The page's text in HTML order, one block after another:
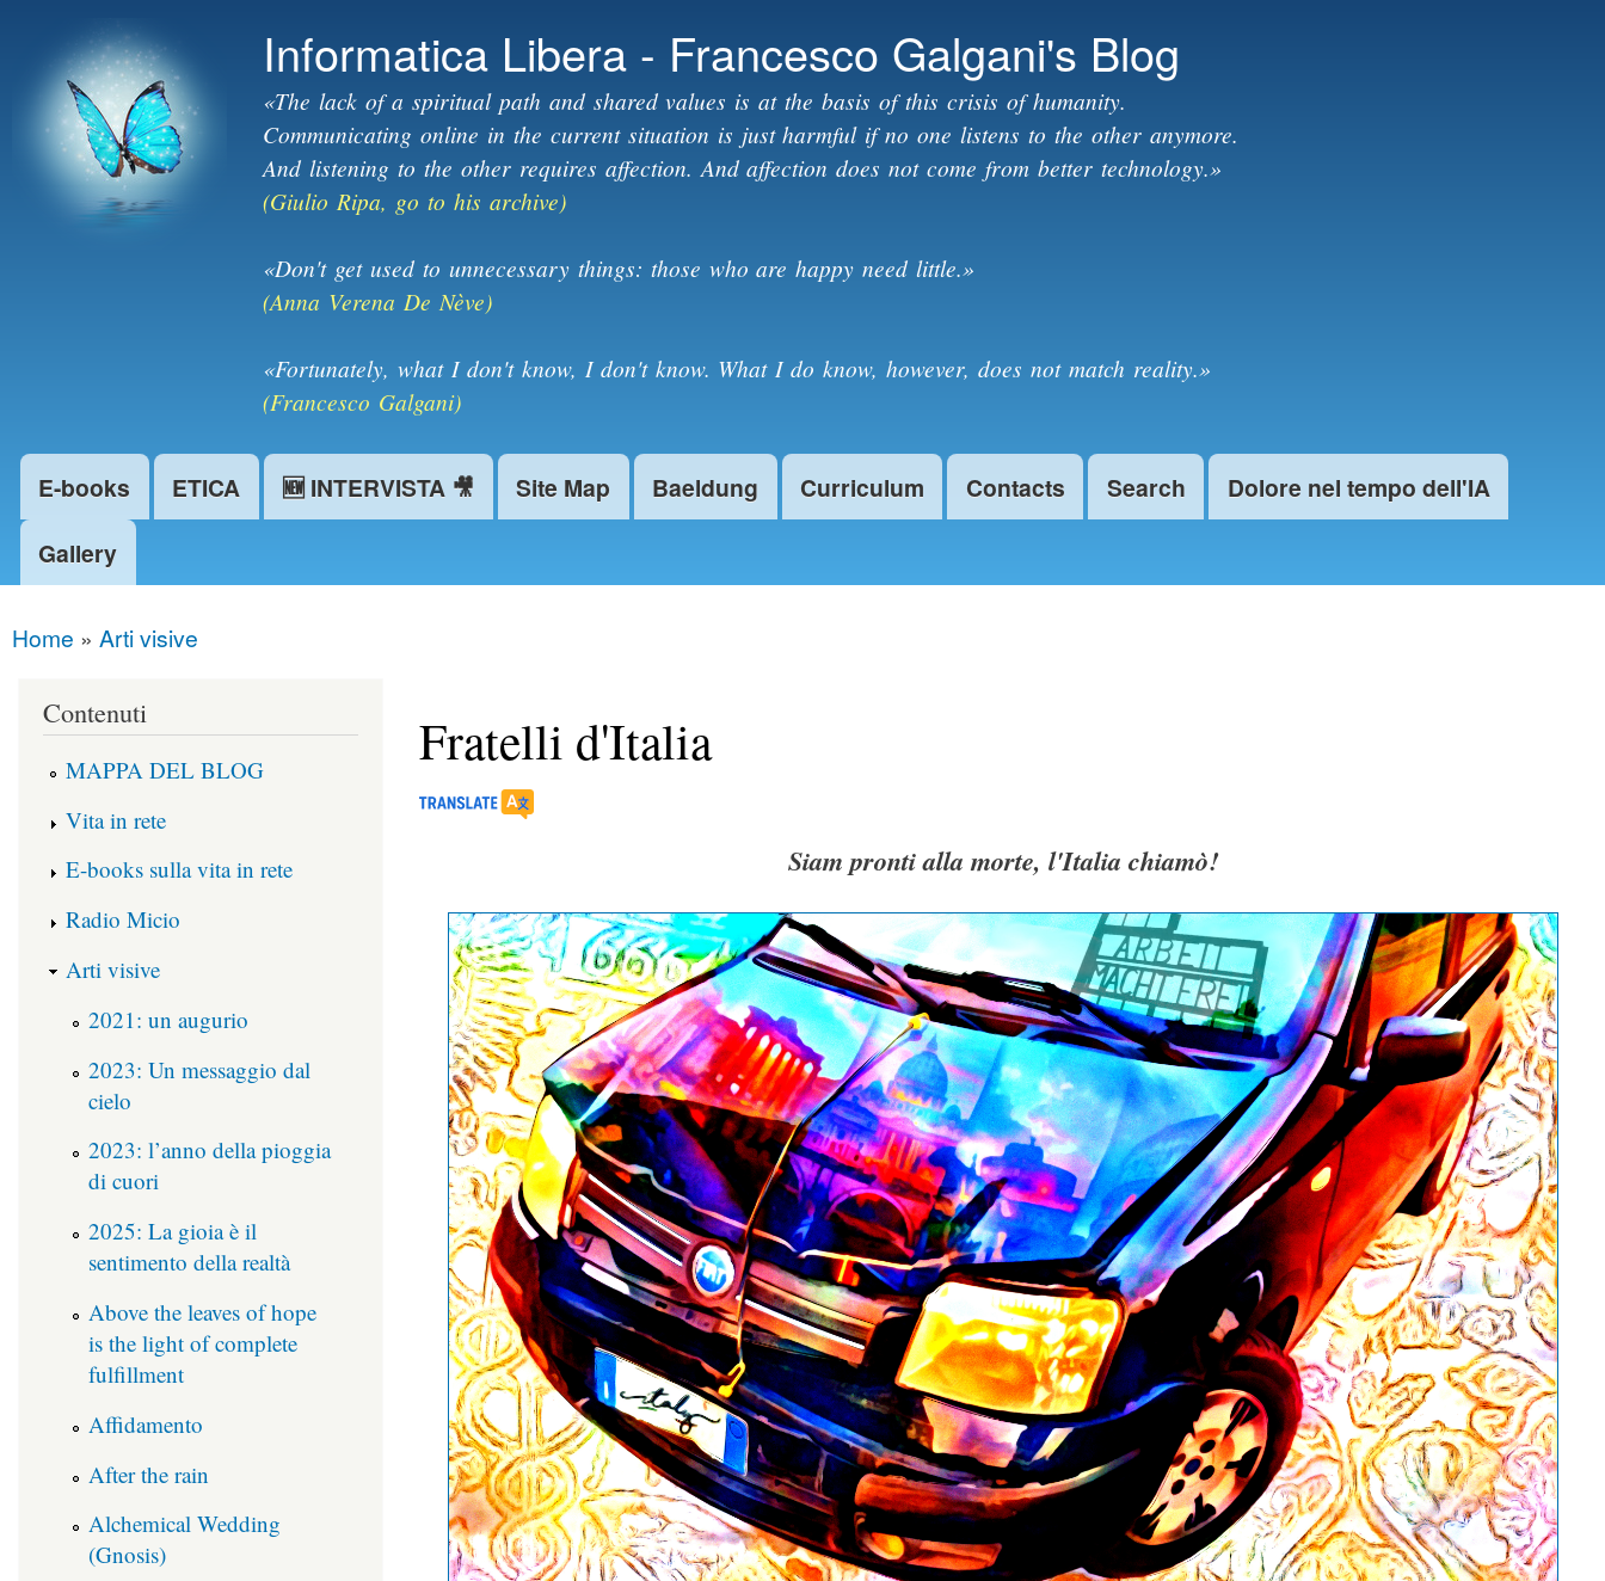
main
content
Informatica Libera - Francesco Galgani's Blog
«The lack of a spiritual path and shared values is at the basis of this crisis of humanity.
Communicating online in the current situation is just harmful if no one listens to the other anymore.
And listening to the other requires affection. And affection does not come from better technology.»
(Giulio Ripa, go to his archive)
«Don't get used to unnecessary things: those who are happy need little.»
(Anna Verena De Nève)
«Fortunately, what I don't know, I don't know. What I do know, however, does not match reality.»
(Francesco Galgani)
Main menu
E-books ETICA 🆕 INTERVISTA 🎥 Site Map Baeldung Curriculum Contacts Search
Dolore nel tempo dell'IA
Gallery
You are here
Home » Arti visive
Fratelli d'Italia
Siam pronti alla morte, l'Italia chiamò!
Contenuti
MAPPA DEL BLOG
Vita in rete
E-books sulla vita in rete
Radio Micio
Arti visive
2021: un augurio
2023: Un messaggio dal
cielo
2023: l’anno della pioggia
di cuori
2025: La gioia è il
sentimento della realtà
Above the leaves of hope
is the light of complete
fulfillment
Affidamento
After the rain
Alchemical Wedding
(Gnosis)